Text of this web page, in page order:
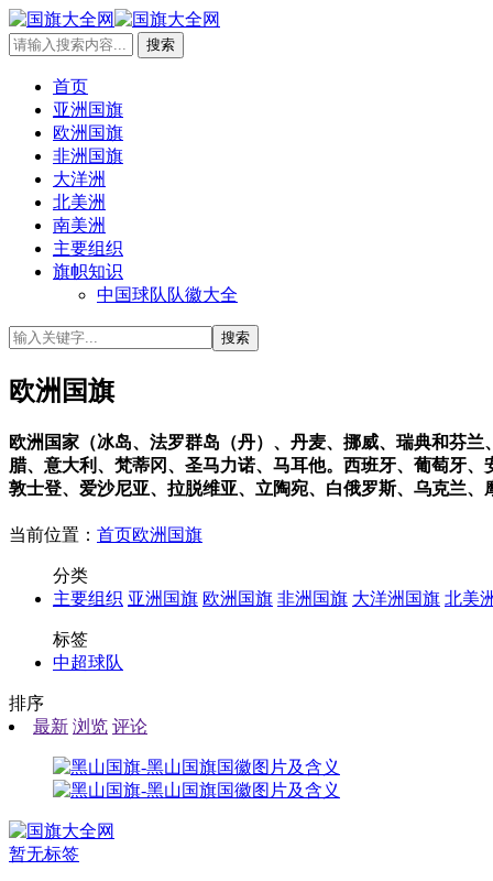
首页
亚洲国旗
欧洲国旗
非洲国旗
大洋洲
北美洲
南美洲
主要组织
旗帜知识
中国球队队徽大全
欧洲国旗
欧洲国家（冰岛、法罗群岛（丹）、丹麦、挪威、瑞典和芬
腊、意大利、梵蒂冈、圣马力诺、马耳他。西班牙、葡萄牙
敦士登、爱沙尼亚、拉脱维亚、立陶宛、白俄罗斯、乌克兰
当前位置： 首页欧洲国旗
分类
主要组织 亚洲国旗 欧洲国旗 非洲国旗 大洋洲国旗 北美
标签
中超球队
排序
最新 浏览 评论
暂无标签